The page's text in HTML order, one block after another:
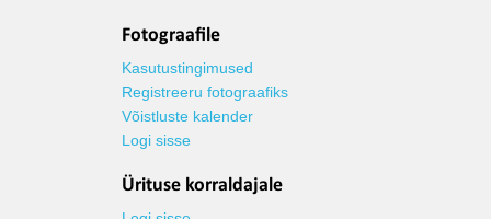
Fotograafile
Kasutustingimused
Registreeru fotograafiks
Võistluste kalender
Logi sisse
Ürituse korraldajale